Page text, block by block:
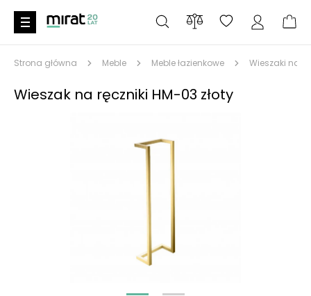
Strona główna Meble Meble łazienkowe Wieszaki na
Wieszak na ręczniki HM-03 złoty